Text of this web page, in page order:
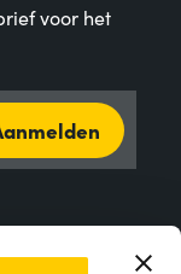
voor het